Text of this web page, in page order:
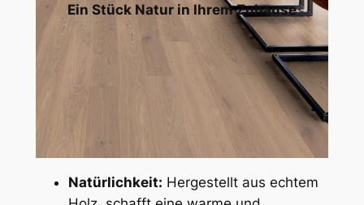
Ein Stück Natur in Ihrem Zuhause
Natürlichkeit: Hergestellt aus echtem